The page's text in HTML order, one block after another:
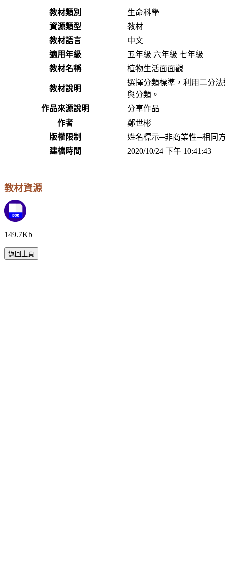
教材類別
生命科學
資源類型
教材
教材語言
中文
適用年級
五年級 六年級 七年級
教材名稱
植物生活面面觀
教材說明
選擇分類標準，利用二分
與分類。
作品來源說明
分享作品
作者
鄭世彬
版權限制
姓名標示─非商業性─相同
建檔時間
2020/10/24 下午 10:41:43
教材資源
149.7Kb
返回上頁